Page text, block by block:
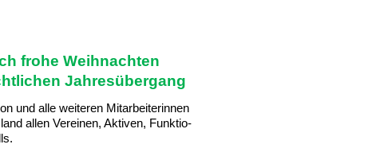
frohe Weihnachten
Jahresübergang
und alle weiteren Mitarbeiterinnen
allen Vereinen, Aktiven, Funktio-